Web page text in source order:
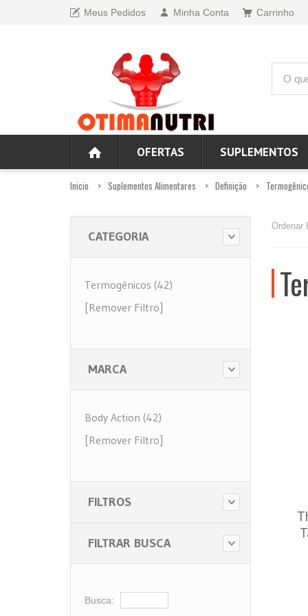
Meus Pedidos Minha Conta Carrinho
OFERTAS SUPLEMENTOS
Inicio Suplementos Alimentares Definição
CATEGORIA
Termogênicos (42)
[Remover Filtro]
MARCA
Body Action (42)
[Remover Filtro]
FILTROS
FILTRAR BUSCA
Busca:
Ordenar